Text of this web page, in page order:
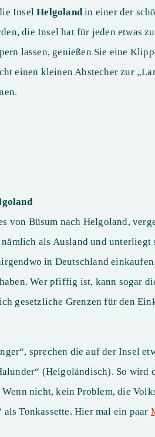
InselHelgolandin einer der
die Insel hat für jeden etwas
lassen, genießen Sie eine
einen kleinen Abstecher zur
von Büsum nach Helgoland,
als Ausland und unterliegt
in Deutschland
Wer pfiffig ist, kann sogar
gesetzliche Grenzen für den
sprechen die auf der Insel
(Helgoländisch). So
nicht, kein Problem, die
Tonkassette. Hier mal ein paar